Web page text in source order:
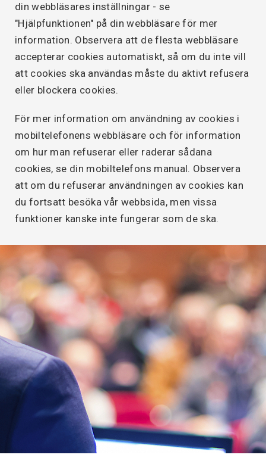
din webbläsares inställningar - se
"Hjälpfunktionen" på din webbläsare för mer
information. Observera att de flesta webbläsare
accepterar cookies automatiskt, så om du inte vill
att cookies ska användas måste du aktivt refusera
eller blockera cookies.
För mer information om användning av cookies i
mobiltelefonens webbläsare och för information
om hur man refuserar eller raderar sådana
cookies, se din mobiltelefons manual. Observera
att om du refuserar användningen av cookies kan
du fortsatt besöka vår webbsida, men vissa
funktioner kanske inte fungerar som de ska.